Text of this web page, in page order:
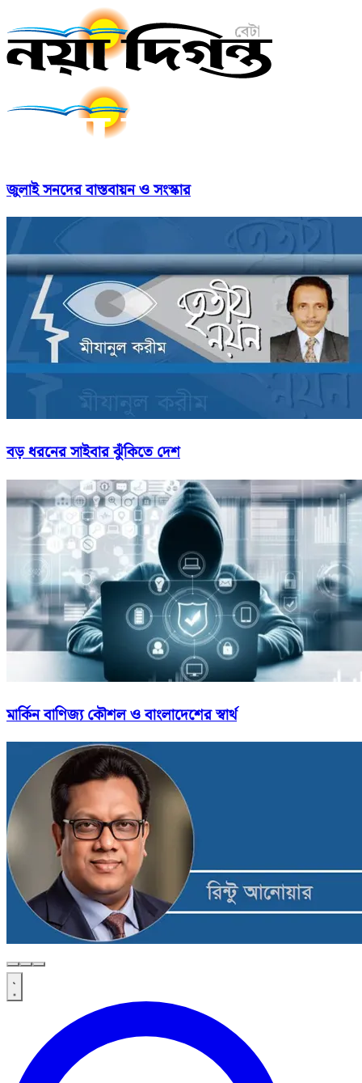
জুলাই সনদের বাস্তবায়ন ও সংস্কার
বড় ধরনের সাইবার ঝুঁকিতে দেশ
মার্কিন বাণিজ্য কৌশল ও বাংলাদেশের স্বার্থ